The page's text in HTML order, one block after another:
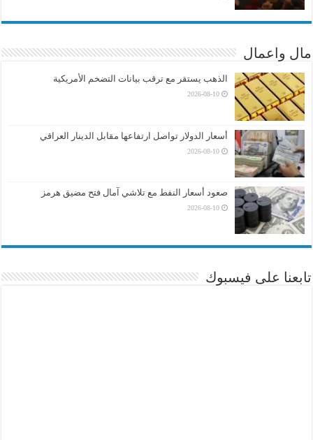
مال واعمال
الذهب يستقر مع ترقب بيانات التضخم الأمريكية
2026-08-10
أسعار الدولار تواصل ارتفاعها مقابل الدينار العراقي
2026-08-10
صعود أسعار النفط مع تلاشي آمال فتح مضيق هرمز
2026-08-10
تابعنا على فيسبوك